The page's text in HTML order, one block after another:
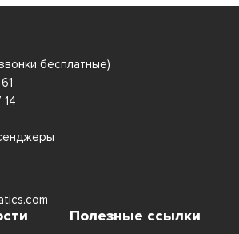
бесплатные)
Полезные ссылки